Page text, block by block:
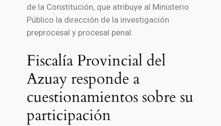
de la Constitución, que atribuye al Ministerio
Público la dirección de la investigación
preprocesal y procesal penal.
Fiscalía Provincial del
Azuay responde a
cuestionamientos sobre su
participación